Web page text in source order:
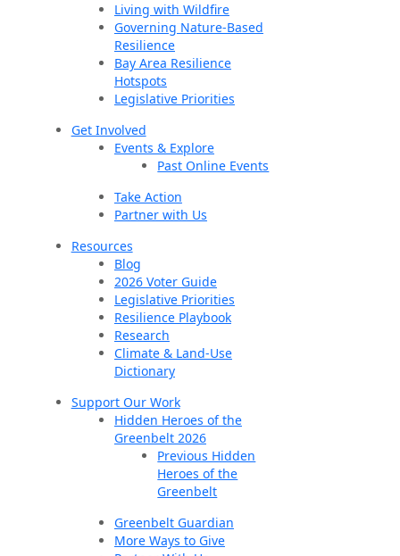
Living with Wildfire
Governing Nature-Based
Resilience
Bay Area Resilience
Hotspots
Legislative Priorities
Get Involved
Events & Explore
Past Online Events
Take Action
Partner with Us
Resources
Blog
2026 Voter Guide
Legislative Priorities
Resilience Playbook
Research
Climate & Land-Use
Dictionary
Support Our Work
Hidden Heroes of the
Greenbelt 2026
Previous Hidden
Heroes of the
Greenbelt
Greenbelt Guardian
More Ways to Give